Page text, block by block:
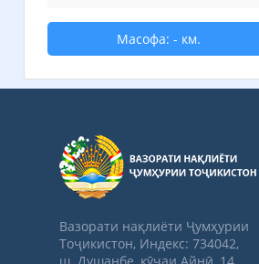
Масофа: - км.
Вазорати нақлиёти Ҷумҳурии
Тоҷикистон, Индекс: 734042,